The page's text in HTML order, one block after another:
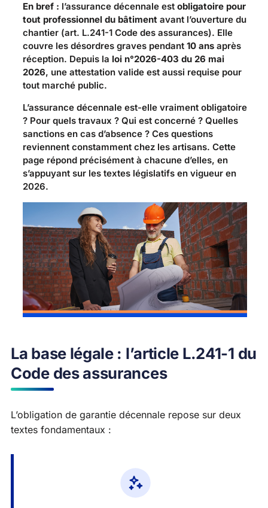
En bref : l’assurance décennale est obligatoire pour
tout professionnel du bâtiment avant l’ouverture du
chantier (art. L.241-1 Code des assurances). Elle
couvre les désordres graves pendant 10 ans après
réception. Depuis la loi n°2026-403 du 26 mai
2026, une attestation valide est aussi requise pour
tout marché public.
L’assurance décennale est-elle vraiment obligatoire
? Pour quels travaux ? Qui est concerné ? Quelles
sanctions en cas d’absence ? Ces questions
reviennent constamment chez les artisans. Cette
page répond précisément à chacune d’elles, en
s’appuyant sur les textes législatifs en vigueur en
2026.
La base légale : l’article L.241-1 du
Code des assurances
L’obligation de garantie décennale repose sur deux
textes fondamentaux :